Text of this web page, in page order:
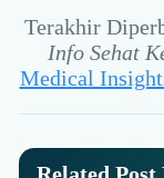
Terakhir
Info Sehat
Medical